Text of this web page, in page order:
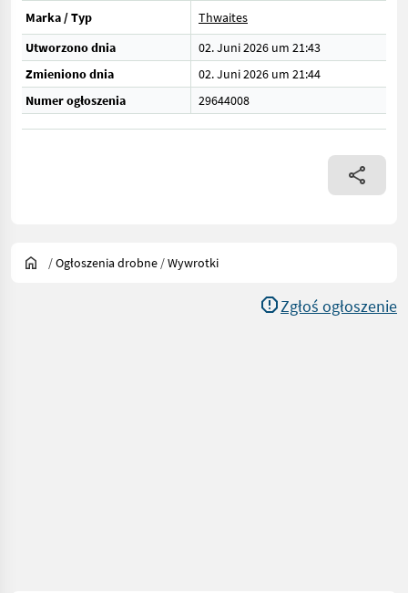
Marka / Typ
Thwaites
Utworzono dnia
02. Juni 2026 um 21:43
Zmieniono dnia
02. Juni 2026 um 21:44
Numer ogłoszenia
29644008
/Ogłoszenia drobne /Wywrotki
Zgłoś ogłoszenie